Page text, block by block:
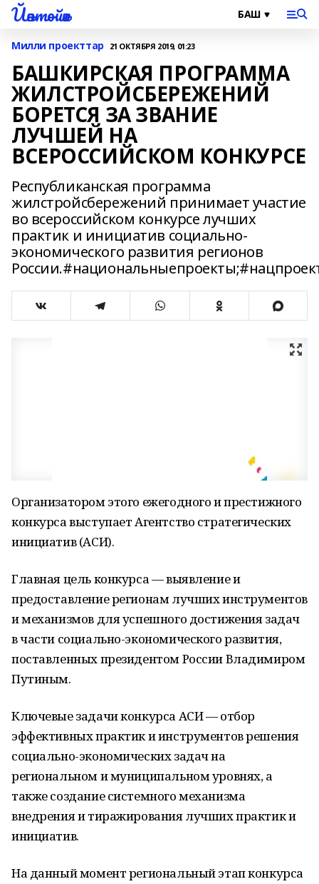
Йәнтөйәк
Милли проекттар 21 ОКТЯБРЯ 2019, 01:23
БАШКИРСКАЯ ПРОГРАММА
ЖИЛСТРОЙСБЕРЕЖЕНИЙ
БОРЕТСЯ ЗА ЗВАНИЕ
ЛУЧШЕЙ НА
ВСЕРОССИЙСКОМ КОНКУРСЕ
Республиканская программа
жилстройсбережений принимает участие
во всероссийском конкурсе лучших
практик и инициатив социально-
экономического развития регионов
Организатором этого ежегодного и престижного
конкурса выступает Агентство стратегических
инициатив (АСИ).
Главная цель конкурса — выявление и
предоставление регионам лучших инструментов
и механизмов для успешного достижения задач
в части социально-экономического развития,
поставленных президентом России Владимиром
Путиным.
Ключевые задачи конкурса АСИ — отбор
эффективных практик и инструментов решения
социально-экономических задач на
региональном и муниципальном уровнях, а
также создание системного механизма
внедрения и тиражирования лучших практик и
инициатив.
На данный момент региональный этап конкурса